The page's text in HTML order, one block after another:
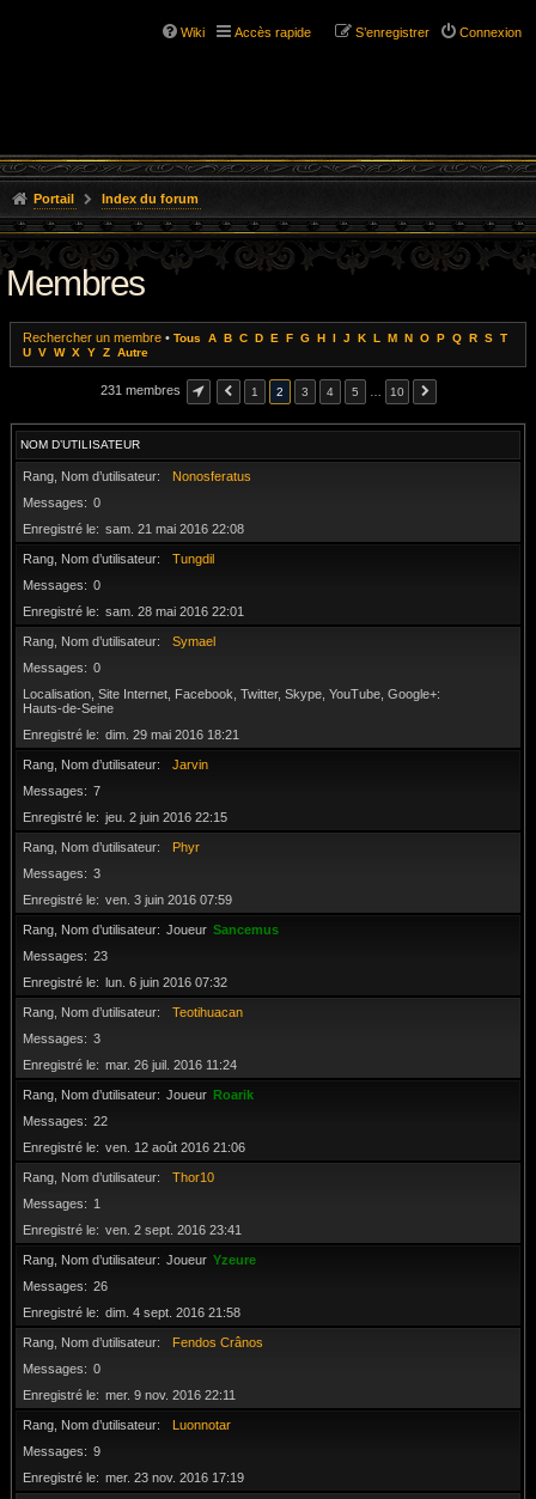
Wiki Accès rapide Connexion
S’enregistrer
Portail Index du forum
Membres
Rechercher un membre • Tous A B C D E F G H I J K L M N O P Q R S T
U V W X Y Z Autre
231 membres 1 2 3 4 5 10
NOM D’UTILISATEUR
Rang, Nom d’utilisateur
Nonosferatus
Messages
0
Enregistré le
sam. 21 mai 2016 22:08
Rang, Nom d’utilisateur
Tungdil
Messages
0
Enregistré le
sam. 28 mai 2016 22:01
Rang, Nom d’utilisateur
Symael
Messages
0
Localisation, Site Internet, Facebook, Twitter, Skype, YouTube, Google+
Hauts-de-Seine
Enregistré le
dim. 29 mai 2016 18:21
Rang, Nom d’utilisateur
Jarvin
Messages
7
Enregistré le
jeu. 2 juin 2016 22:15
Rang, Nom d’utilisateur
Phyr
Messages
3
Enregistré le
ven. 3 juin 2016 07:59
Rang, Nom d’utilisateur Joueur Sancemus
Messages
23
Enregistré le
lun. 6 juin 2016 07:32
Rang, Nom d’utilisateur
Teotihuacan
Messages
3
Enregistré le
mar. 26 juil. 2016 11:24
Rang, Nom d’utilisateur Joueur Roarik
Messages
22
Enregistré le
ven. 12 août 2016 21:06
Rang, Nom d’utilisateur
Thor10
Messages
1
Enregistré le
ven. 2 sept. 2016 23:41
Rang, Nom d’utilisateur Joueur Yzeure
Messages
26
Enregistré le
dim. 4 sept. 2016 21:58
Rang, Nom d’utilisateur
Fendos Crânos
Messages
0
Enregistré le
mer. 9 nov. 2016 22:11
Rang, Nom d’utilisateur
Luonnotar
Messages
9
Enregistré le
mer. 23 nov. 2016 17:19